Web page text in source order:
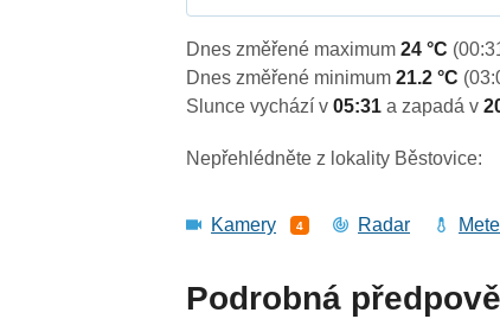
Dnes změřené maximum24 °C
Dnes změřené minimum21.2 °C
Slunce vychází v05:31a zapadá v
Nepřehlédněte z lokality Běstovice:
Kamery 4 Radar
Podrobná